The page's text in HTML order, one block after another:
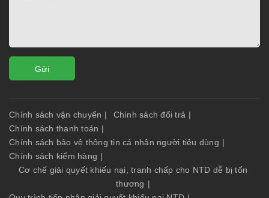
Gửi
Chính sách vận chuyển | Chính sách đổi trả |
Chính sách thanh toán |
Chính sách bảo vệ thông tin cá nhân người tiêu dùng |
Chính sách kiểm hàng |
Cơ chế giải quyết khiếu nại, tranh chấp cho NTD dễ bị tổn
thương |